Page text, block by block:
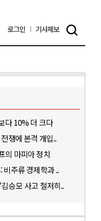
로그인 기사제보
다 10% 더 크다
전쟁에 본격 개입..
의 마피아 정치
비주류 경제학과 ..
승모 사고 철저히..